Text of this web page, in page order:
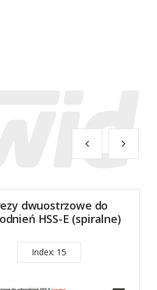
dwuostrzowe do
HSS-E (spiralne)
Index: 15